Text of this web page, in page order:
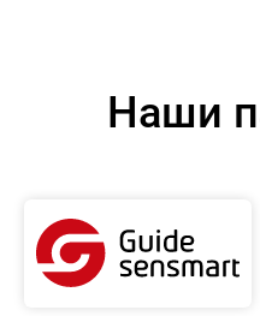
Наши